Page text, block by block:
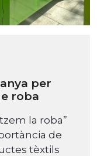
per
roba
la roba”
de
tèxtils